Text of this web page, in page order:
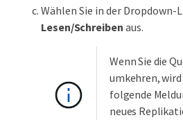
Wählen Sie in der Dropdown-
Lesen/Schreiben aus.
Wenn Sie die
umkehren,
folgende
neues